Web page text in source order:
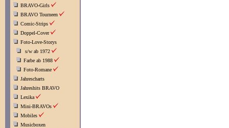
BRAVO-Girls
BRAVO Tourneen
Comic-Strips
Doppel-Cover
Foto-Love-Storys
s/w ab 1972
Farbe ab 1988
Foto-Romane
Jahrescharts
Jahreshits BRAVO
Lexika
Mini-BRAVOs
Mobiles
Musicboxen